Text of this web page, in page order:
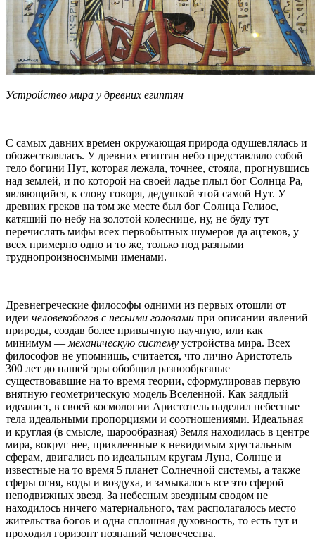
Устройство мира у древних египтян
С самых давних времен окружающая природа одушевлялась и
обожествлялась. У древних египтян небо представляло собой
тело богини Нут, которая лежала, точнее, стояла, прогнувшись
над землей, и по которой на своей ладье плыл бог Солнца Ра,
являющийся, к слову говоря, дедушкой этой самой Нут. У
древних греков на том же месте был бог Солнца Гелиос,
катящий по небу на золотой колеснице, ну, не буду тут
перечислять мифы всех первобытных шумеров да ацтеков, у
всех примерно одно и то же, только под разными
труднопроизносимыми именами.
Древнегреческие философы одними из первых отошли от
идеи человекобогов с песьими головами при описании явлений
природы, создав более привычную научную, или как
минимум — механическую систему устройства мира. Всех
философов не упомнишь, считается, что лично Аристотель
300 лет до нашей эры обобщил разнообразные
существовавшие на то время теории, сформулировав первую
внятную геометрическую модель Вселенной. Как заядлый
идеалист, в своей космологии Аристотель наделил небесные
тела идеальными пропорциями и соотношениями. Идеальная
и круглая (в смысле, шарообразная) Земля находилась в центре
мира, вокруг нее, приклеенные к невидимым хрустальным
сферам, двигались по идеальным кругам Луна, Солнце и
известные на то время 5 планет Солнечной системы, а также
сферы огня, воды и воздуха, и замыкалось все это сферой
неподвижных звезд. За небесным звездным сводом не
находилось ничего материального, там располагалось место
жительства богов и одна сплошная духовность, то есть тут и
проходил горизонт познаний человечества.